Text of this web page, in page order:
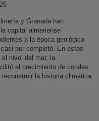
y Granada han
capital almeriense
a la época geológica
por completo. En estos
nivel del mar, la
el crecimiento de corales
la historia climática